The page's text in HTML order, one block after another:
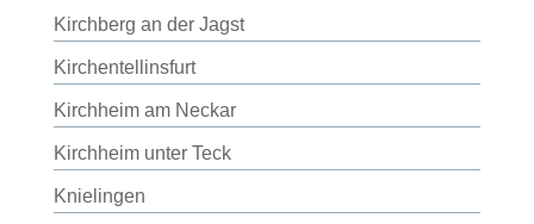
Kirchberg an der Jagst
Kirchentellinsfurt
Kirchheim am Neckar
Kirchheim unter Teck
Knielingen